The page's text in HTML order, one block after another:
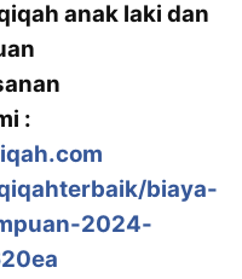
anak laki dan
:
biaya-
2024-